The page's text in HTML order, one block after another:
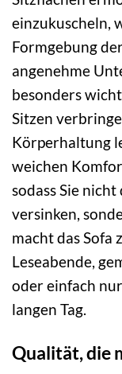
einzukuscheln,
Formgebung
angenehme
besonders
Sitzen
Körperhaltung
weichen
sodass Sie
versinken,
macht das Sofa
Leseabende,
oder einfach
langen Tag.
Qualität, die